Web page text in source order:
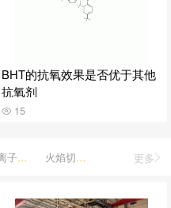
BHT的抗氧效果是否优于其他
抗氧剂
15
等离子切割机 火焰切割机 更多